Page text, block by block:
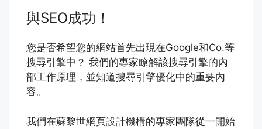
與SEO成功！
您是否希望您的網站首先出現在Google和Co.等
搜尋引擎中？ 我們的專家瞭解該搜尋引擎的內
部工作原理，並知道搜尋引擎優化中的重要內
容。
我們在蘇黎世網頁設計機構的專家團隊從一開始